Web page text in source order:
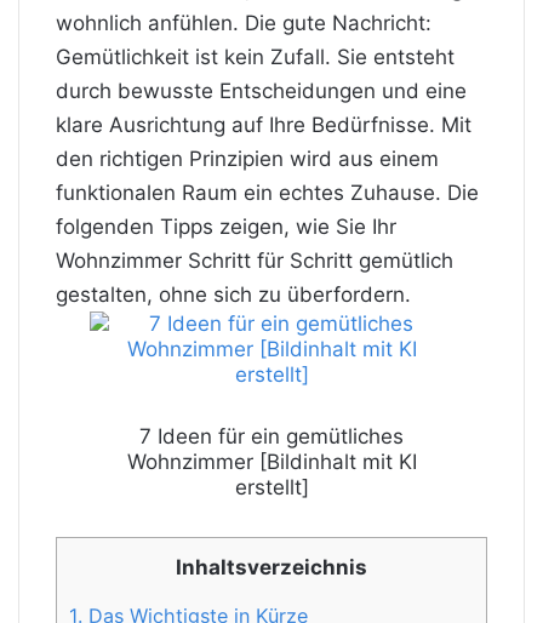
wohnlich anfühlen. Die gute Nachricht:
Gemütlichkeit ist kein Zufall. Sie entsteht
durch bewusste Entscheidungen und eine
klare Ausrichtung auf Ihre Bedürfnisse. Mit
den richtigen Prinzipien wird aus einem
funktionalen Raum ein echtes Zuhause. Die
folgenden Tipps zeigen, wie Sie Ihr
Wohnzimmer Schritt für Schritt gemütlich
gestalten, ohne sich zu überfordern.
7 Ideen für ein gemütliches
Wohnzimmer [Bildinhalt mit KI
erstellt]
Inhaltsverzeichnis
1. Das Wichtigste in Kürze